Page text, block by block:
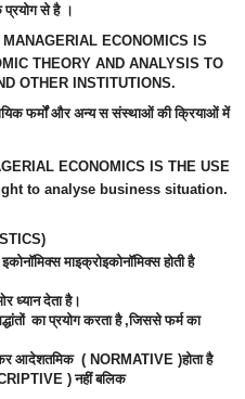
प्रयोग से है ।
ECONOMICS IS
THEORY AND ANALYSIS TO
OTHER INSTITUTIONS.
फर्मों और अन्य स संस्थाओं की क्रियाओं में
ECONOMICS IS THE USE
to analyse business situation.
माइक्रोइकोनॉमिक्स होती है
ध्यान देता है।
का प्रयोग करता है ,जिससे फर्म का
आदेशतमिक ( NORMATIVE )होता है
)नहीं बलिक